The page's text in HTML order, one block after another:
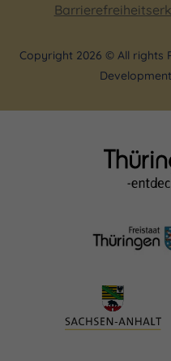
Copyright 2026 © All rights